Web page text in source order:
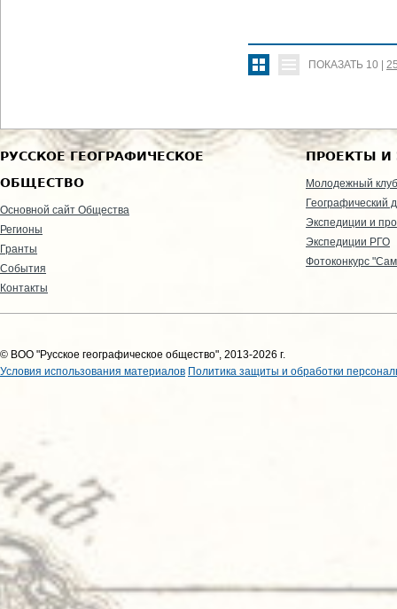
ПОКАЗАТЬ 10 |
РУССКОЕ ГЕОГРАФИЧЕСКОЕ
ОБЩЕСТВО
Основной сайт Общества
Регионы
Гранты
События
Контакты
ПРОЕКТЫ И
Молодежный клуб
Географический
Экспедиции и
Экспедиции РГО
Фотоконкурс
© ВОО "Русское географическое общество", 2013-2026 г.
Условия использования материалов Политика защиты и обработки